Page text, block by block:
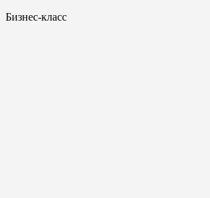
Бизнес-класс